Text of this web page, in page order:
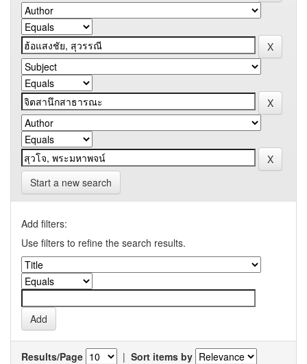
Start a new search
Add filters:
Use filters to refine the search results.
Results/Page | Sort items by